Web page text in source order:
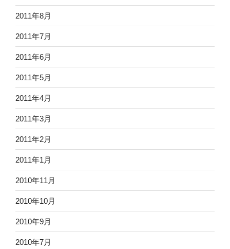
2011年8月
2011年7月
2011年6月
2011年5月
2011年4月
2011年3月
2011年2月
2011年1月
2010年11月
2010年10月
2010年9月
2010年7月